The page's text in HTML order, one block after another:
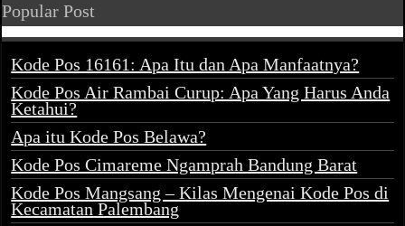
Popular Post
Kode Pos 16161: Apa Itu dan Apa Manfaatnya?
Kode Pos Air Rambai Curup: Apa Yang Harus Anda
Ketahui?
Apa itu Kode Pos Belawa?
Kode Pos Cimareme Ngamprah Bandung Barat
Kode Pos Mangsang – Kilas Mengenai Kode Pos di
Kecamatan Palembang